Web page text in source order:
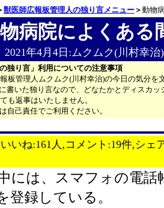
獣医師広報板管理人の独り言メニュー ＞ 動物
病院によくある
2021年4月4日:ムクムク(川村幸治)
独り言」利用についての注意事項
板管理人ムクムク(川村幸治)の今日の気分を
書いた独り言なので、どなたかとディスカ
も返事はいたしません。
自己責任でご利用ください。
いいね:161人,コメント:19件,シェ
には、スマフォの電話
登録している。